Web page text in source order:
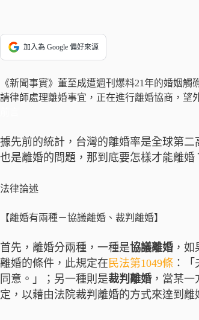
加入為 Google 偏好來源
《新聞事實》董至成遭週刊爆料21年的婚姻
請律師處理離婚事宜，正在進行離婚協商，望
據先前的統計，台灣的離婚率是全球第
也是離婚的問題，那到底要怎樣才能離
法律論述
【離婚有兩種－協議離婚、裁判離婚】
首先，離婚分兩種，一種是協議離婚 ，
離婚的條件，此規定在 民法第1049條 ：
同意。」；另一種則是裁判離婚 ，當某
定，以藉由法院裁判離婚的方式來達到離